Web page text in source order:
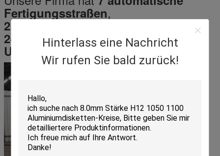
Hinterlass eine Nachricht
Wir rufen Sie bald zurück!
Fertigungsstraßen,
2 automatische Kreiszeichengeräte,
24 Stunden Produktion ohne
Unterbrechung.